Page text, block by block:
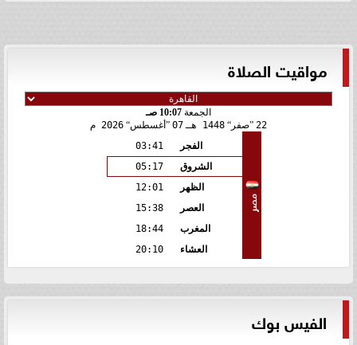
مواقيت الصلاة
الجمعة 10:07 صـ
22 صفر 1448 هـ 07 أغسطس 2026 م
مصر
الفجر
03:41
الشروق
05:17
الظهر
12:01
العصر
15:38
المغرب
18:44
العشاء
20:10
الفيس بوك